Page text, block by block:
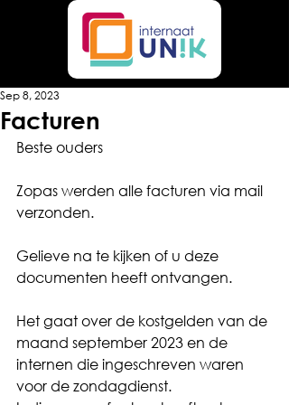
Facturen
Sep 8, 2023
Beste ouders
Zopas werden alle facturen via mail
verzonden.
Gelieve na te kijken of u deze
documenten heeft ontvangen.
Het gaat over de kostgelden van de
maand september 2023 en de
internen die ingeschreven waren
voor de zondagdienst.